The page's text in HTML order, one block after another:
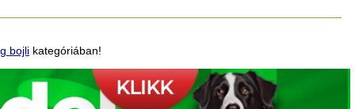
bojli kategóriában!